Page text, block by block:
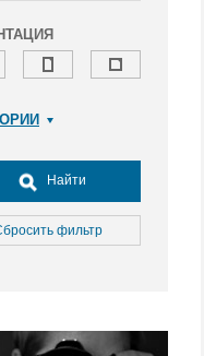
туризм и отдых
среда
Найти
фильтр